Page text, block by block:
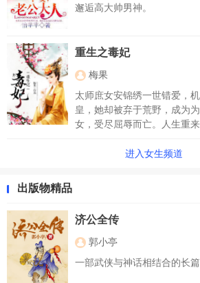
邂逅高大帅男神。
重生之毒妃
梅果
太师庶女安锦绣一世错爱，
皇，她却被弃于荒野，成为
女，受尽屈辱而亡。人生重
是一场无关风月的局，爱与
进入女生频道
出版物精品
济公全传
郭小亭
一部武侠与神话相结合的长篇